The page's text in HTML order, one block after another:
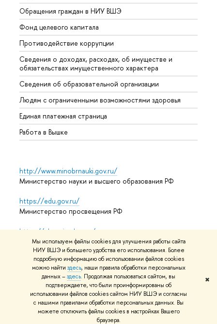
Мы используем файлы cookies для улучшения работы сайта
НИУ ВШЭ и большего удобства его использования. Более
подробную информацию об использовании файлов cookies
можно найти здесь, наши правила обработки персональных
данных –здесь. Продолжая пользоваться сайтом, вы
подтверждаете, что были проинформированы об
использовании файлов cookies сайтом НИУ ВШЭ и согласны
с нашими правилами обработки персональных данных. Вы
можете отключить файлы cookies в настройках Вашего
браузера.
✖
Обращения граждан в НИУ ВШЭ
Фонд целевого капитала
Противодействие коррупции
Сведения о доходах, расходах, об имуществе и
обязательствах имущественного характера
Сведения об образовательной организации
Людям с ограниченными возможностями здоровья
Единая платежная страница
Работа в Вышке
http://www.minobrnauki.gov.ru/
Министерство науки и высшего образования РФ
https://edu.gov.ru/
Министерство просвещения РФ
https://elearning.hse.ru/mooc
Массовые открытые онлайн-курсы
© НИУ ВШЭ 1993–2026 Адреса и контактыУсловия
использования материаловПолитика конфиденциальности
Карта сайта
Редактору